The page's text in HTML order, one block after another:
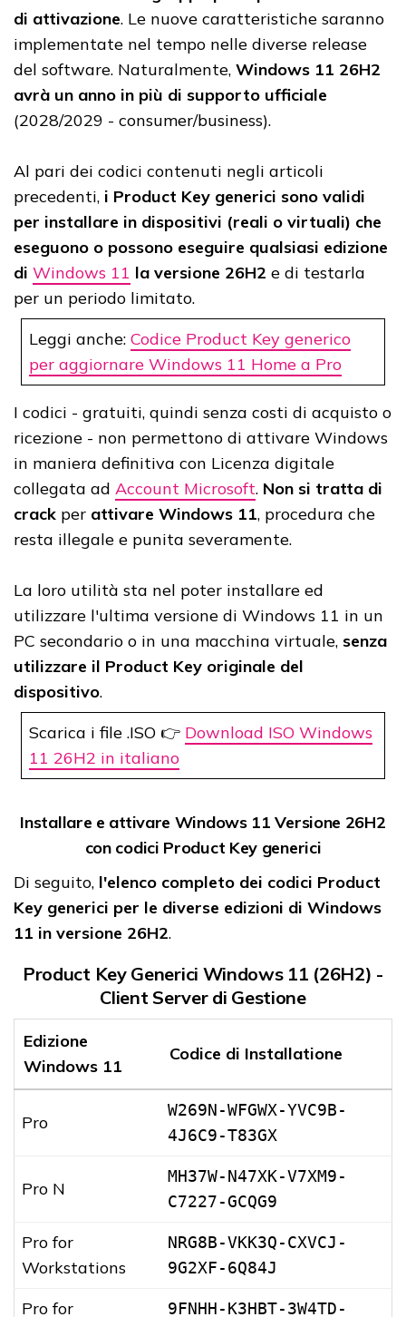
di attivazione. Le nuove caratteristiche saranno
implementate nel tempo nelle diverse release
del software. Naturalmente, Windows 11 26H2
avrà un anno in più di supporto ufficiale
(2028/2029 - consumer/business).
Al pari dei codici contenuti negli articoli
precedenti, i Product Key generici sono validi
per installare in dispositivi (reali o virtuali) che
eseguono o possono eseguire qualsiasi edizione
di Windows 11 la versione 26H2 e di testarla
per un periodo limitato.
Leggi anche: Codice Product Key generico
per aggiornare Windows 11 Home a Pro
I codici - gratuiti, quindi senza costi di acquisto o
ricezione - non permettono di attivare Windows
in maniera definitiva con Licenza digitale
collegata ad Account Microsoft. Non si tratta di
crack per attivare Windows 11, procedura che
resta illegale e punita severamente.
La loro utilità sta nel poter installare ed
utilizzare l'ultima versione di Windows 11 in un
PC secondario o in una macchina virtuale, senza
utilizzare il Product Key originale del
dispositivo.
Scarica i file .ISO 👉 Download ISO Windows
11 26H2 in italiano
Installare e attivare Windows 11 Versione 26H2
con codici Product Key generici
Di seguito, l'elenco completo dei codici Product
Key generici per le diverse edizioni di Windows
11 in versione 26H2.
Product Key Generici Windows 11 (26H2) -
Client Server di Gestione
Edizione
Windows 11
Codice di Installatione
Pro
W269N-WFGWX-YVC9B-
4J6C9-T83GX
Pro N
MH37W-N47XK-V7XM9-
C7227-GCQG9
Pro for
Workstations
NRG8B-VKK3Q-CXVCJ-
9G2XF-6Q84J
Pro for 9FNHH-K3HBT-3W4TD-